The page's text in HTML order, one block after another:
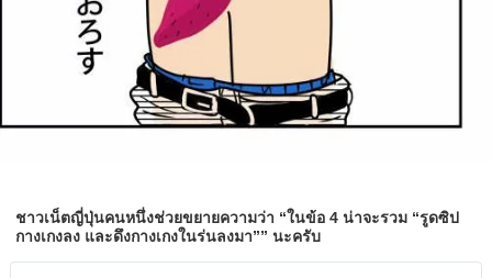
ชาวเน็ตญี่ปุ่นคนหนึ่งช่วยขยายความว่า “ในข้อ 4 น่าจะรวม “รูดซิป
กางเกงลง และดึงกางเกงในร่นลงมา”” นะครับ